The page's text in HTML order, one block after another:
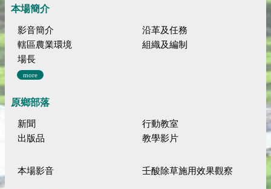
本場簡介
影音簡介
沿革及任務
轄區農業環境
組織及編制
場長
more
原鄉部落
新聞
行動教室
出版品
教學影片
本場影音 壬酸除草施用效果觀察